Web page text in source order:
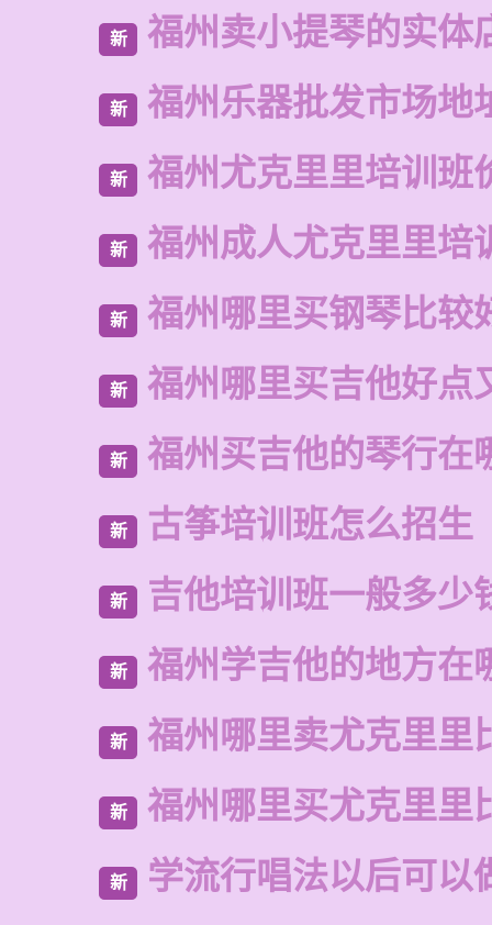
新 福州卖小提琴的实体
新 福州乐器批发市场地
新 福州尤克里里培训班
新 福州成人尤克里里培
新 福州哪里买钢琴比较
新 福州哪里买吉他好点
新 福州买吉他的琴行在
新 古筝培训班怎么招生
新 吉他培训班一般多少
新 福州学吉他的地方在
新 福州哪里卖尤克里里
新 福州哪里买尤克里里
新 学流行唱法以后可以